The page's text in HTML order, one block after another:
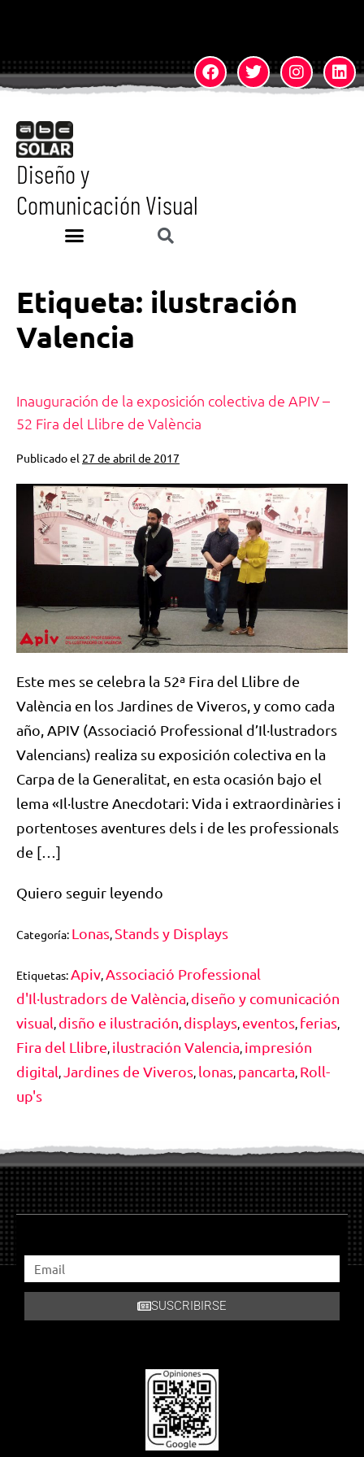
Diseño y
Comunicación Visual
Etiqueta: ilustración
Valencia
Inauguración de la exposición colectiva de APIV –
52 Fira del Llibre de València
Publicado el 27 de abril de 2017
Este mes se celebra la 52ª Fira del Llibre de
València en los Jardines de Viveros, y como cada
año, APIV (Associació Professional d’Il·lustradors
Valencians) realiza su exposición colectiva en la
Carpa de la Generalitat, en esta ocasión bajo el
lema «Il·lustre Anecdotari: Vida i extraordinàries i
portentoses aventures dels i de les professionals
de […]
Quiero seguir leyendo
Categoría: Lonas, Stands y Displays
Etiquetas: Apiv, Associació Professional
d'Il·lustradors de València, diseño y comunicación
visual, disño e ilustración, displays, eventos, ferias,
Fira del Llibre, ilustración Valencia, impresión
digital, Jardines de Viveros, lonas, pancarta, Roll-
up's
SUSCRIBIRSE